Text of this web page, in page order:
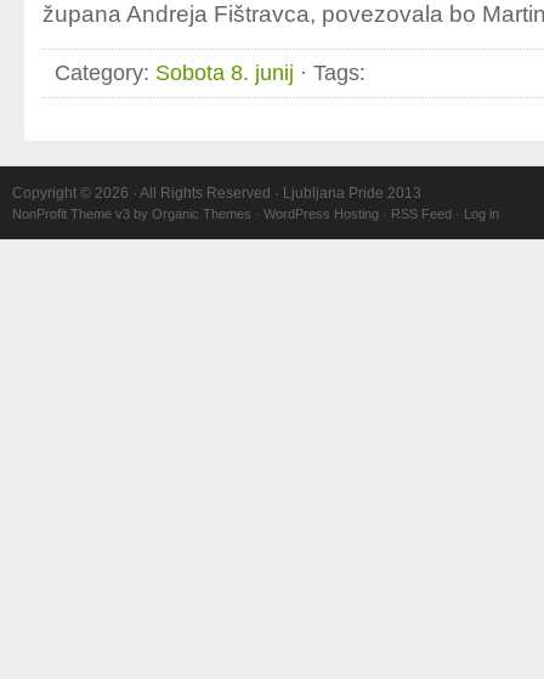
župana Andreja Fištravca, povezovala bo
Category: Sobota 8. junij · Tags:
Copyright © 2026 · All Rights Reserved · Ljubljana Pride 2013
NonProfit Theme v3 by Organic Themes · WordPress Hosting · RSS Feed · Log in